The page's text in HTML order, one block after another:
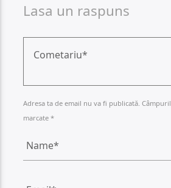
Lasa un raspuns
Adresa ta de email nu va fi publicată.
marcate *